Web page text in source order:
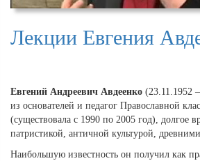
Лекции Евгения
Евгений Андреевич Авдеенко (23.11.1952
из основателей и педагог Православной
(существовала с 1990 по 2005 год), долгое
патристикой, античной культурой,
Наибольшую известность он получил как